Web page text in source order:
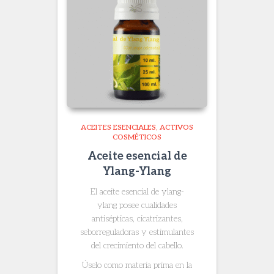
ACEITES ESENCIALES ACTIVOS
COSMÉTICOS
Aceite esencial de
Ylang-Ylang
El aceite esencial de ylang-
ylang posee cualidades
antisépticas, cicatrizantes,
seborreguladoras y estimulantes
del crecimiento del cabello.
Úselo como materia prima en la